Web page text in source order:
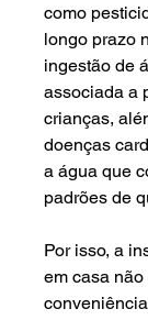
como
longo prazo
ingestão de
associada a
crianças,
doenças
a água que
padrões de
Por isso, a
em casa